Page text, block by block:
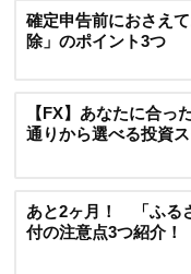
確定申告前におさえ
除」のポイント3つ
【FX】あなたに合
通りから選べる投資
あと2ヶ月！ 「ふる
付の注意点3つ紹介！